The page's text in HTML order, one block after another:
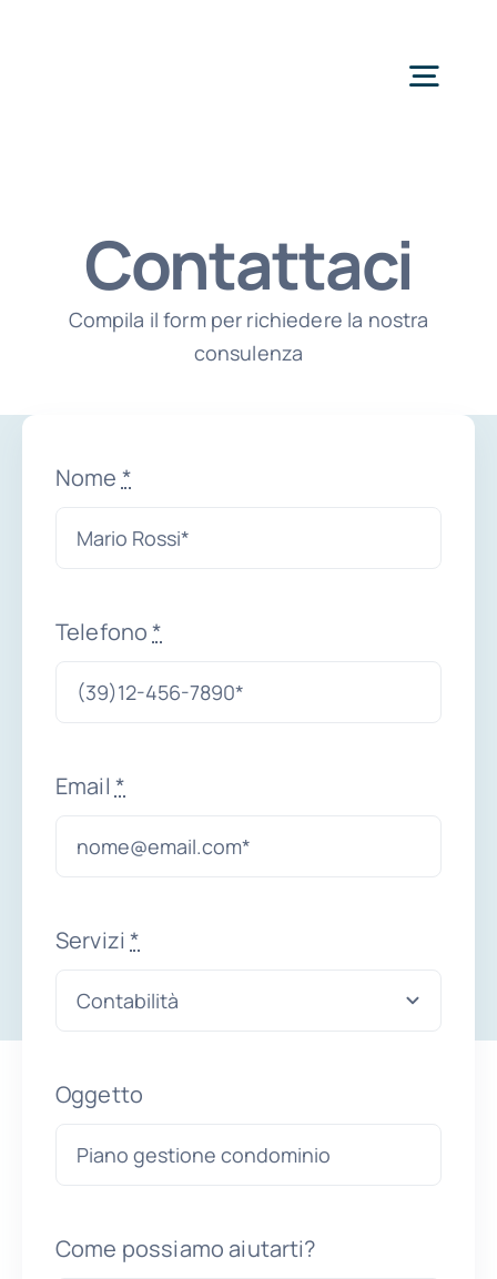
Area
Contattaci
Compila il form per richiedere la nostra
consulenza
Nome *
Telefono*
Email *
Servizi*
Oggetto
Come possiamo aiutarti?